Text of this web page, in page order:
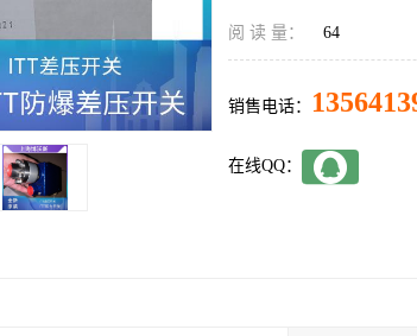
阅 读 量： 64
销售电话：
在线QQ：